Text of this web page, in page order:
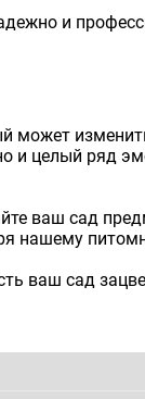
и
может
и целый ряд
ваш сад
нашему
ваш сад